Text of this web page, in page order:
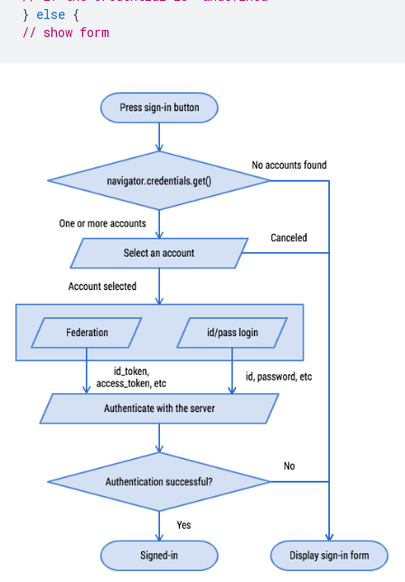
} else {
// show form